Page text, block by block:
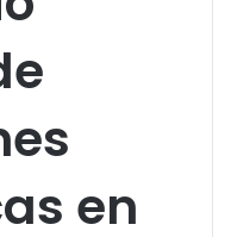
en